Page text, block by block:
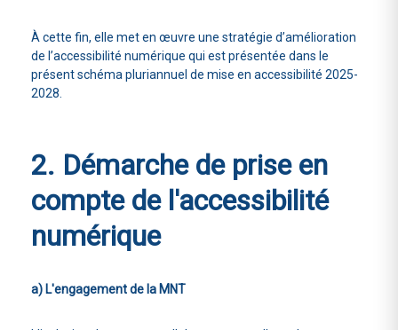
À cette fin, elle met en œuvre une stratégie d’amélioration
de l’accessibilité numérique qui est présentée dans le
présent schéma pluriannuel de mise en accessibilité 2025-
2028.
2. Démarche de prise en
compte de l'accessibilité
numérique
a) L'engagement de la MNT